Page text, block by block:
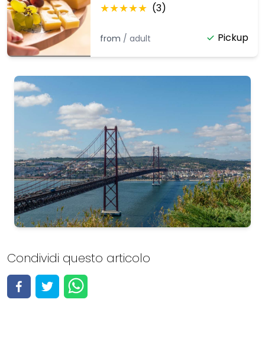
(opzione vegana
★★★★★ (3)
from /adult Pickup
Lisbon
Ver todas las 97 actividades
Visualizza attività
Condividi questo articolo